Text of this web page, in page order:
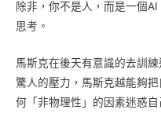
除非，你不是人，而是一個
思考。
馬斯克在後天有意識的去訓
驚人的壓力，馬斯克越能夠
何「非物理性」的因素迷惑自